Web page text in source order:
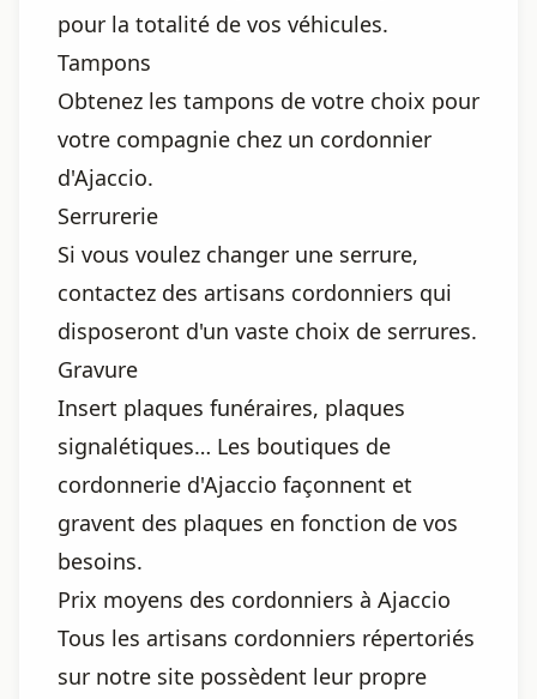
pour la totalité de vos véhicules.
Tampons
Obtenez les tampons de votre choix pour
votre compagnie chez un cordonnier
d'Ajaccio.
Serrurerie
Si vous voulez changer une serrure,
contactez des artisans cordonniers qui
disposeront d'un vaste choix de serrures.
Gravure
Insert plaques funéraires, plaques
signalétiques… Les boutiques de
cordonnerie d'Ajaccio façonnent et
gravent des plaques en fonction de vos
besoins.
Prix moyens des cordonniers à Ajaccio
Tous les artisans cordonniers répertoriés
sur notre site possèdent leur propre